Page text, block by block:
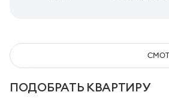
ПОДОБРАТЬ КВАРТИРУ